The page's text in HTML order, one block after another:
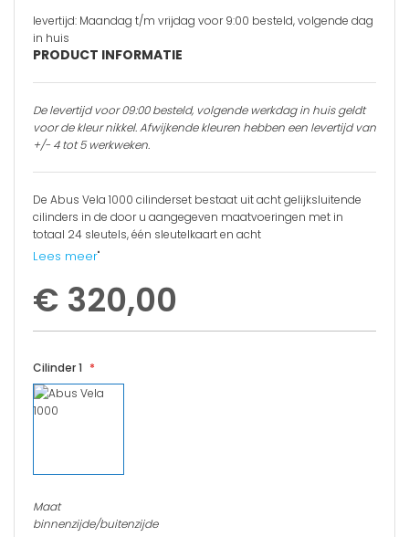
levertijd: Maandag t/m vrijdag voor 9:00 besteld, volgende dag
in huis
PRODUCT INFORMATIE
De levertijd voor 09:00 besteld, volgende werkdag in huis geldt
voor de kleur nikkel.Afwijkende kleuren hebben een levertijd van
+/- 4 tot 5 werkweken.
De Abus Vela 1000 cilinderset bestaat uit acht gelijksluitende
cilinders in de door u aangegeven maatvoeringen met in
totaal 24 sleutels, één sleutelkaart en acht
bevestigingsbouten.
PLUS- EN MINPUNTEN
Volgens onze beveiligings specialist
SKG*** gekeurd
Beveiligd tegen kerntrekken
Breekbescherming
Lees meer"
€ 320,00
Cilinder 1
Maat
binnenzijde/buitenzijde